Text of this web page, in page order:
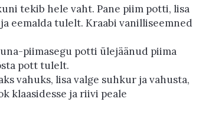
tekib hele vaht. Pane piim potti, lisa
eemalda tulelt. Kraabi vanilliseemned
piimasegu potti ülejäänud piima
pott tulelt.
vahuks, lisa valge suhkur ja vahusta,
klaasidesse ja riivi peale